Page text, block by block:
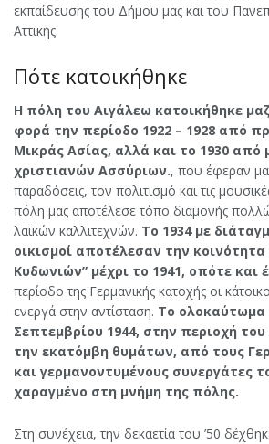
εκπαίδευσης του Δήμου μας και του
Αττικής.
Πότε κατοικήθηκε
Η πόλη του Αιγάλεω κατοικήθηκε
φορά την περίοδο 1922 – 1928 από
Μικράς Ασίας, αλλά και το 1930 από
χριστιανών Ασσύριων., που έφεραν
παραδόσεις, τον πολιτισμό και τις
πόλη μας αποτέλεσε τόπο διαμονής
λαϊκών καλλιτεχνών. Το 1934 με
οικισμοί αποτέλεσαν την
Κυδωνιών” μέχρι το 1941, οπότε και
περίοδο της Γερμανικής κατοχής οι
ενεργά στην αντίσταση. Το ολοκαύτωμα
Σεπτεμβρίου 1944, στην περιοχή του
την εκατόμβη θυμάτων, από τους
και γερμανοντυμένους συνεργάτες
χαραγμένο στη μνήμη της πόλης.
Στη συνέχεια, την δεκαετία του ’50